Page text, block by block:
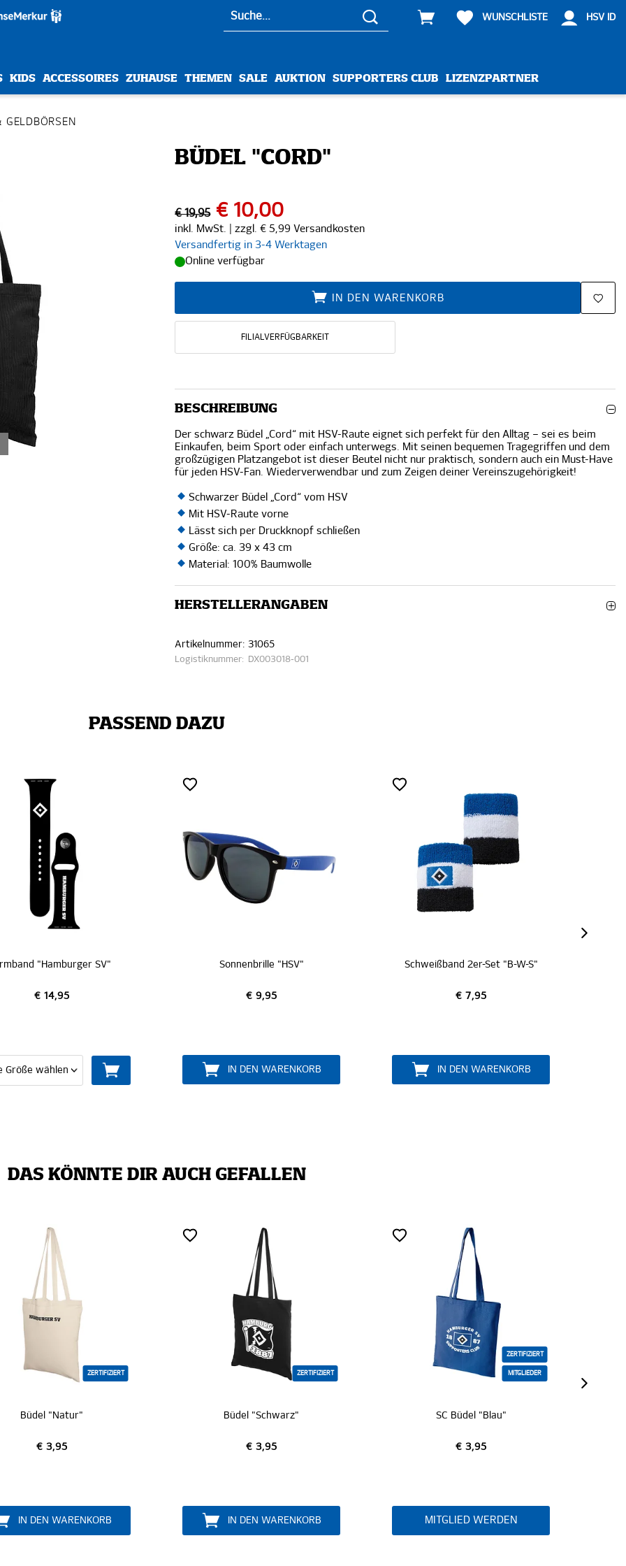
WUNSCHLISTE HSV ID
KIDS ACCESSOIRES ZUHAUSE THEMEN SALE AUKTION SUPPORTERS CLUB LIZENZPARTNER
GELDBÖRSEN
BÜDEL "CORD"
€ 19,95 € 10,00
inkl. MwSt. | zzgl. € 5,99 Versandkosten
Versandfertig in 3-4 Werktagen
Online verfügbar
IN DEN WARENKORB
FILIALVERFÜGBARKEIT
BESCHREIBUNG
Der schwarz Büdel „Cord“ mit HSV-Raute eignet sich perfekt für den Alltag – sei es beim
Einkaufen, beim Sport oder einfach unterwegs. Mit seinen bequemen Tragegriffen und dem
großzügigen Platzangebot ist dieser Beutel nicht nur praktisch, sondern auch ein Must-Have
für jeden HSV-Fan. Wiederverwendbar und zum Zeigen deiner Vereinszugehörigkeit!
Schwarzer Büdel „Cord“ vom HSV
Mit HSV-Raute vorne
Lässt sich per Druckknopf schließen
Größe: ca. 39 x 43 cm
Material: 100% Baumwolle
HERSTELLERANGABEN
Artikelnummer: 31065
Logistiknummer: DX003018-001
PASSEND DAZU
IN DEN WARENKORB
Schweißband 2er-Set "B-W-S"
IN DEN WARENKORB
Armbänder (Silikon) 3er
DAS KÖNNTE DIR AUCH GEFALLEN
ZERTIFIZIERT
Büdel "Schwarz"
€ 3,95
IN DEN WARENKORB
MITGLIEDER
SC Büdel "Blau"
€ 3,95
MITGLIED WERDEN
Tragetasche groß
€ 3,95
IN DEN WARENKORB